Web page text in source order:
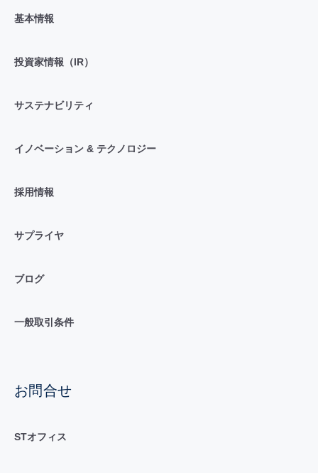
基本情報
投資家情報（IR）
サステナビリティ
イノベーション & テクノロジー
採用情報
サプライヤ
ブログ
一般取引条件
お問合せ
STオフィス